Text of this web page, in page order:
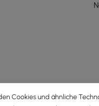
Cookies und ähnliche